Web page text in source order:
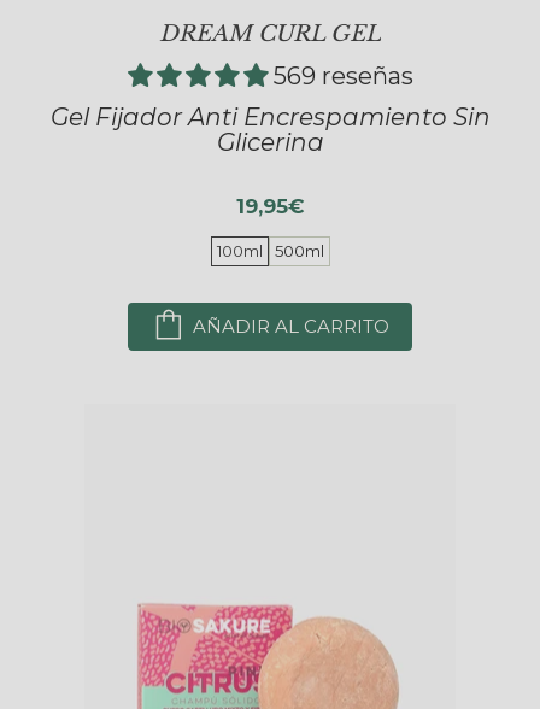
DREAM CURL GEL
569 reseñas
Gel Fijador Anti Encrespamiento Sin
Glicerina
19,95€
100ml 500ml
AÑADIR AL CARRITO